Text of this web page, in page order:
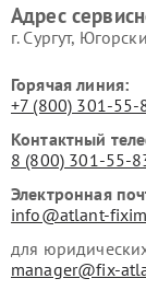
Адрес
г. Сургут,
Горячая линия:
+7 (800) 301-55-
Контактный
8 (800) 301-55-
Электронная
info@atlant-
для
manager@fix-